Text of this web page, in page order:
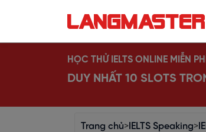
HỌC THỬ IELTS ONLINE MIỄN PHÍ
DUY NHẤT 10 SLOTS
Trang chủ> IELTS Speaking>